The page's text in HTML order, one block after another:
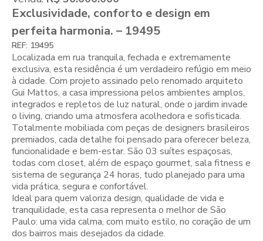
Exclusividade, conforto e design em
perfeita harmonia. – 19495
REF: 19495
Localizada em rua tranquila, fechada e extremamente
exclusiva, esta residência é um verdadeiro refúgio em meio
à cidade. Com projeto assinado pelo renomado arquiteto
Gui Mattos, a casa impressiona pelos ambientes amplos,
integrados e repletos de luz natural, onde o jardim invade
o living, criando uma atmosfera acolhedora e sofisticada.
Totalmente mobiliada com peças de designers brasileiros
premiados, cada detalhe foi pensado para oferecer beleza,
funcionalidade e bem-estar. São 03 suítes espaçosas,
todas com closet, além de espaço gourmet, sala fitness e
sistema de segurança 24 horas, tudo planejado para uma
vida prática, segura e confortável.
Ideal para quem valoriza design, qualidade de vida e
tranquilidade, esta casa representa o melhor de São
Paulo: uma vida calma, com muito estilo, no coração de um
dos bairros mais desejados da cidade.